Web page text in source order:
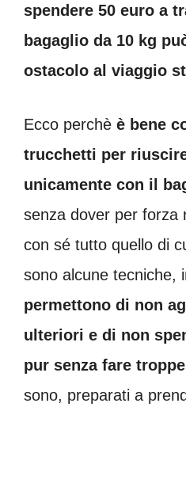
spendere 50 euro a
bagaglio da 10 kg
ostacolo al viaggio
Ecco perchè è bene
trucchetti per
unicamente con il
senza dover per forza
con sé tutto quello di
sono alcune tecniche,
permettono di non
ulteriori e di non
pur senza fare
sono, preparati a